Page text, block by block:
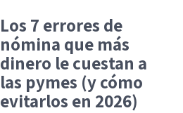
Los 7 errores de
nómina que más
dinero le cuestan a
las pymes (y cómo
evitarlos en 2026)